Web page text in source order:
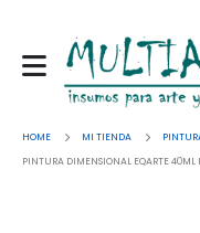
HOME MI TIENDA
PINTURA DIMENSIONAL EQARTE 40ML